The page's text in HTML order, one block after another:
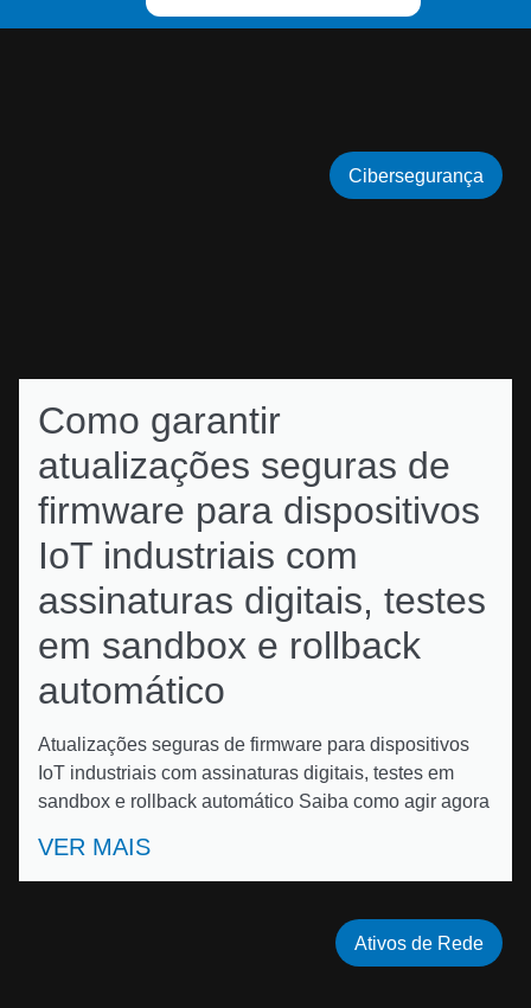
Como garantir
atualizações seguras de
firmware para dispositivos
IoT industriais com
assinaturas digitais, testes
em sandbox e rollback
automático
Atualizações seguras de firmware para dispositivos
IoT industriais com assinaturas digitais, testes em
sandbox e rollback automático Saiba como agir agora
VER MAIS
Cibersegurança
Ativos de Rede